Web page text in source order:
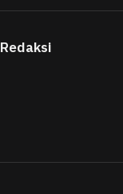
Redaksi